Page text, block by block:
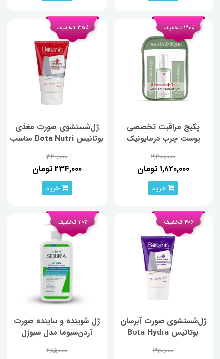
پکیج مراقبت تخصصی
پوست چرب درمایونیک
2,600,000
1,820,000 تومان
30٪ تخفیف
خرید
ژل‌شستشوی صورت مغذی
بوتانیس Bota Nutri مناسب
میلی‌لیتر
360,000
234,000 تومان
35٪ تخفیف
خرید
ژل‌شستشوی صورت آبرسان
بوتانیس Bota Hydra
150 میلی‌لیتر320,000
40٪ تخفیف
ژل شوینده و ساینده صورت
آردن‌سبوما مدل سبوژل
میلی‌لیتر
685,000
20٪ تخفیف